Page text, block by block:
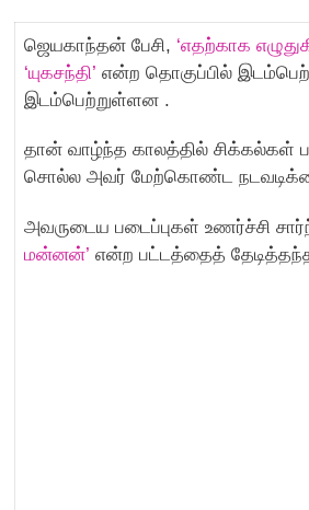
ஜெயகாந்தன் பேசி, ‘எதற்காக
‘யுகசந்தி’ என்ற தொகுப்பில்
இடம்பெற்றுள்ளன .
தான் வாழ்ந்த காலத்தில் சிக்கல்கள்
சொல்ல அவர் மேற்கொண்ட
அவருடைய படைப்புகள் உணர்ச்சி
மன்னன்’ என்ற பட்டத்தைத்